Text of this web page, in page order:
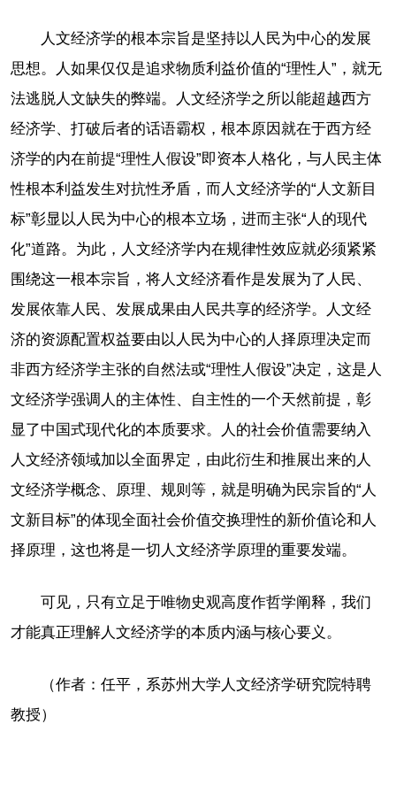
人文经济学的根本宗旨是坚持以人民为中心的发展
思想。人如果仅仅是追求物质利益价值的“理性人”，就无
法逃脱人文缺失的弊端。人文经济学之所以能超越西方
经济学、打破后者的话语霸权，根本原因就在于西方经
济学的内在前提“理性人假设”即资本人格化，与人民主体
性根本利益发生对抗性矛盾，而人文经济学的“人文新目
标”彰显以人民为中心的根本立场，进而主张“人的现代
化”道路。为此，人文经济学内在规律性效应就必须紧紧
围绕这一根本宗旨，将人文经济看作是发展为了人民、
发展依靠人民、发展成果由人民共享的经济学。人文经
济的资源配置权益要由以人民为中心的人择原理决定而
非西方经济学主张的自然法或“理性人假设”决定，这是人
文经济学强调人的主体性、自主性的一个天然前提，彰
显了中国式现代化的本质要求。人的社会价值需要纳入
人文经济领域加以全面界定，由此衍生和推展出来的人
文经济学概念、原理、规则等，就是明确为民宗旨的“人
文新目标”的体现全面社会价值交换理性的新价值论和人
择原理，这也将是一切人文经济学原理的重要发端。
可见，只有立足于唯物史观高度作哲学阐释，我们
才能真正理解人文经济学的本质内涵与核心要义。
（作者：任平，系苏州大学人文经济学研究院特聘
教授）